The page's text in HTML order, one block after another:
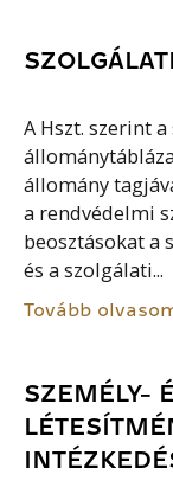
A Hszt. szerint
állomány
a rendvédelmi
beosztásokat a
és a szolgálati...
Tovább
SZEMÉLY-